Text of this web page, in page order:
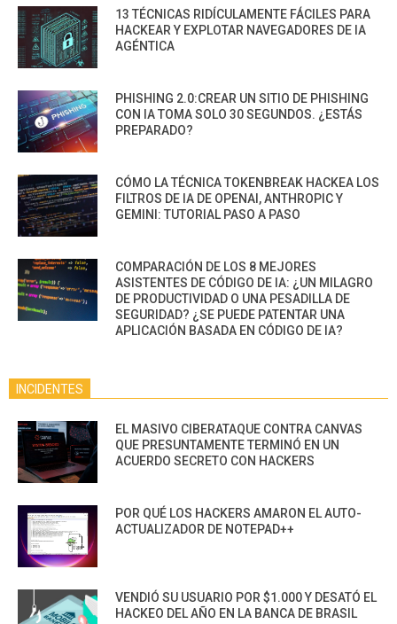
13 TÉCNICAS RIDÍCULAMENTE FÁCILES PARA
HACKEAR Y EXPLOTAR NAVEGADORES DE IA
AGÉNTICA
PHISHING 2.0:CREAR UN SITIO DE PHISHING
CON IA TOMA SOLO 30 SEGUNDOS. ¿ESTÁS
PREPARADO?
CÓMO LA TÉCNICA TOKENBREAK HACKEA LOS
FILTROS DE IA DE OPENAI, ANTHROPIC Y
GEMINI: TUTORIAL PASO A PASO
COMPARACIÓN DE LOS 8 MEJORES
ASISTENTES DE CÓDIGO DE IA: ¿UN MILAGRO
DE PRODUCTIVIDAD O UNA PESADILLA DE
SEGURIDAD? ¿SE PUEDE PATENTAR UNA
APLICACIÓN BASADA EN CÓDIGO DE IA?
INCIDENTES
EL MASIVO CIBERATAQUE CONTRA CANVAS
QUE PRESUNTAMENTE TERMINÓ EN UN
ACUERDO SECRETO CON HACKERS
POR QUÉ LOS HACKERS AMARON EL AUTO-
ACTUALIZADOR DE NOTEPAD++
VENDIÓ SU USUARIO POR $1.000 Y DESATÓ EL
HACKEO DEL AÑO EN LA BANCA DE BRASIL